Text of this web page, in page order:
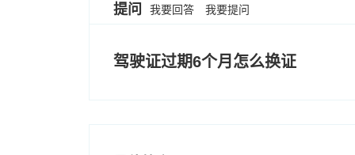
提问 我要回答 我要提问
驾驶证过期6个月怎么换证